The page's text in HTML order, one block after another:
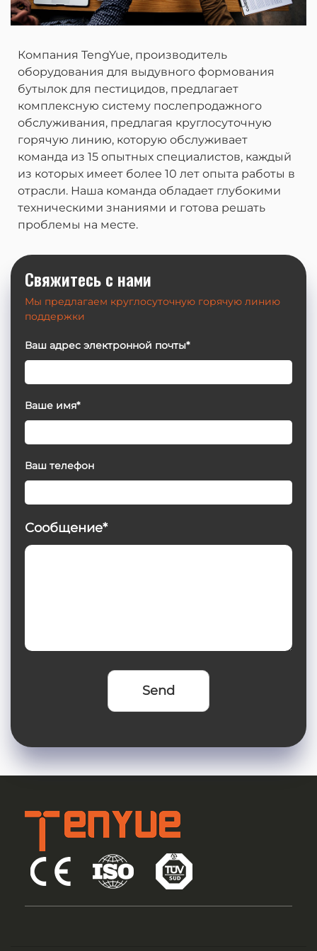
Компания TengYue, производитель
оборудования для выдувного формования
бутылок для пестицидов, предлагает
комплексную систему послепродажного
обслуживания, предлагая круглосуточную
горячую линию, которую обслуживает
команда из 15 опытных специалистов, каждый
из которых имеет более 10 лет опыта работы в
отрасли. Наша команда обладает глубокими
техническими знаниями и готова решать
проблемы на месте.
Свяжитесь с нами
Мы предлагаем круглосуточную горячую линию
поддержки
Ваш адрес электронной почты*
Ваше имя*
Ваш телефон
Сообщение*